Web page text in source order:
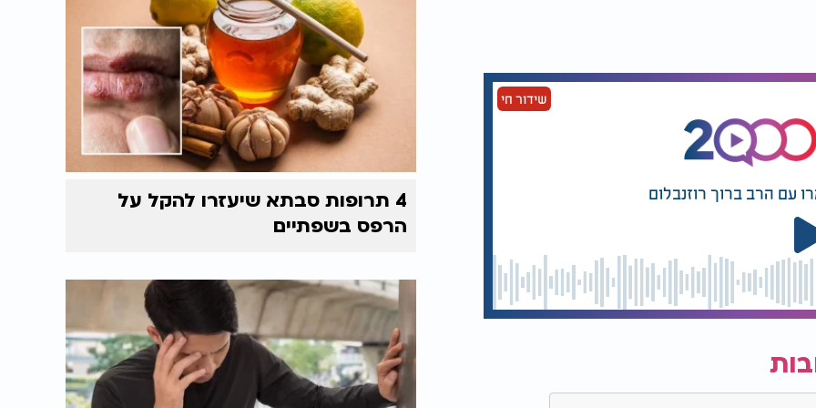
לסובלים מטחורים. כמו כן גם שתייה
ועדיף להימנע מהם: עדשים, תמרים,
, לחם לא אפוי דיו, בשר בקר.
שידור חי
עם הרב ברוך רוזנבלום
4 תרופות סבתא שיעזרו להקל על
הרפס בשפתיים